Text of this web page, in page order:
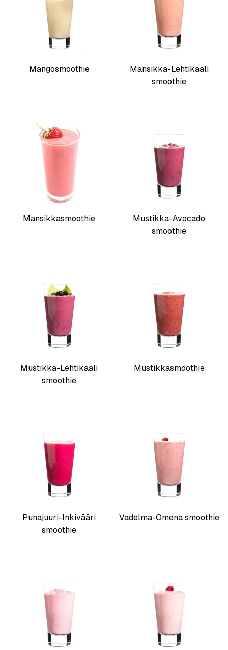
Mangosmoothie
Mansikka-Lehtikaali
smoothie
Mansikkasmoothie
Mustikka-Avocado
smoothie
Mustikka-Lehtikaali
smoothie
Mustikkasmoothie
Punajuuri-Inkivääri
smoothie
Vadelma-Omena smoothie